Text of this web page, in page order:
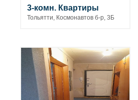
3-комн. Квартиры
Тольятти, Космонавтов б-р, 3Б